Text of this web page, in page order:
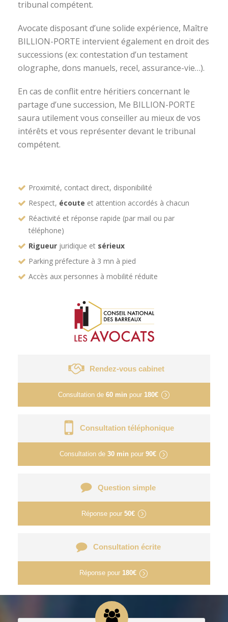
tribunal compétent.
Avocate disposant d’une solide expérience, Maître
BILLION-PORTE intervient également en droit des
successions (ex: contestation d’un testament
olographe, dons manuels, recel, assurance-vie…).
En cas de conflit entre héritiers concernant le
partage d’une succession, Me BILLION-PORTE
saura utilement vous conseiller au mieux de vos
intérêts et vous représenter devant le tribunal
compétent.
Proximité, contact direct, disponibilité
Respect, écoute et attention accordés à chacun
Réactivité et réponse rapide (par mail ou par
téléphone)
Rigueur juridique et sérieux
Parking préfecture à 3 mn à pied
Accès aux personnes à mobilité réduite
Rendez-vous cabinet
Consultation de 60 min pour 180€
Consultation téléphonique
Consultation de 30 min pour 90€
Question simple
Réponse pour 50€
Consultation écrite
Réponse pour 180€